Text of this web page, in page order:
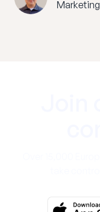
Marketing